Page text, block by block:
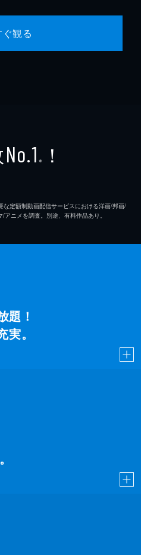
観る
No.1 ※ ！
定額制動画配信サービスにおける洋画/邦画/
ニメを調査。別途、有料作品あり。
題！
。